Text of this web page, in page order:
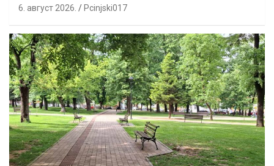
6. август 2026. Pcinjski017